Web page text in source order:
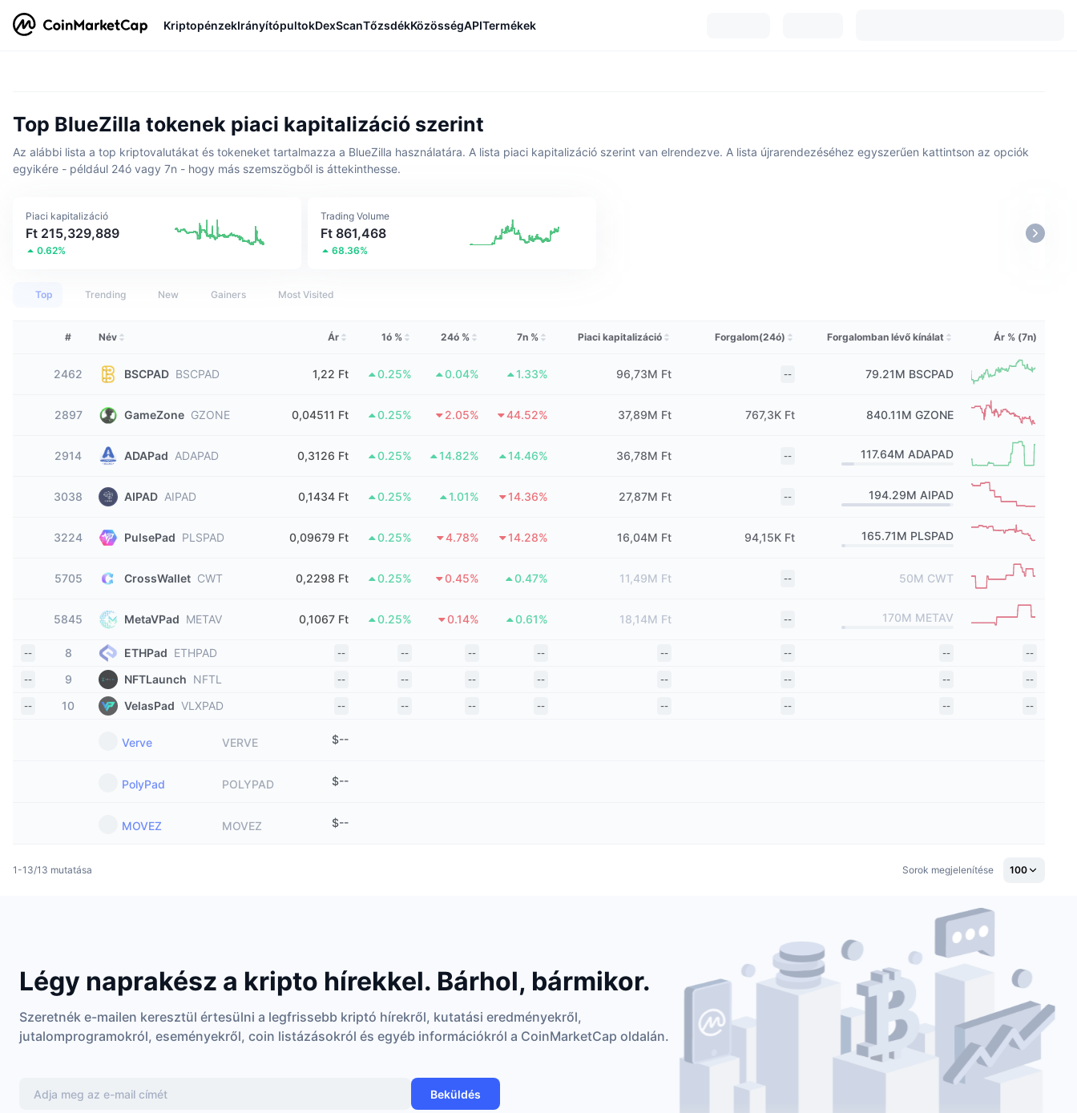
KriptopénzekIrányítópultokDexScanTőzsdékKözösségAPITermékek
Top BlueZilla tokenek piaci kapitalizáció szerint
Az alábbi lista a top kriptovalutákat és tokeneket tartalmazza a BlueZilla használatára. A lista piaci kapitalizáció szerint van elrendezve. A lista újrarendezéséhez egyszerűen kattintson az opciók
egyikére - például 24ó vagy 7n - hogy más szemszögből is áttekinthesse.
Piaci kapitalizáció
Ft 215,329,889
0.62%
Trading Volume
Ft 861,468
68.36%
Top Trending New Gainers Most Visited
# Név Ár 1ó % 24ó % 7n % Piaci kapitalizáció Forgalom(24ó) Forgalomban lévő kínálat Ár % (7n)
2462 BSCPAD BSCPAD 1,22 Ft 0.25% 0.04% 1.33% 96,73M Ft -- 79.21M BSCPAD
2897 GameZone GZONE 0,04511 Ft 0.25% 2.05% 44.52% 37,89M Ft 767,3K Ft 840.11M GZONE
2914 ADAPad ADAPAD 0,3126 Ft 0.25% 14.82% 14.46% 36,78M Ft -- 117.64M ADAPAD
3038 AIPAD AIPAD 0,1434 Ft 0.25% 1.01% 14.36% 27,87M Ft -- 194.29M AIPAD
3224 PulsePad PLSPAD 0,09679 Ft 0.25% 4.78% 14.28% 16,04M Ft 94,15K Ft 165.71M PLSPAD
5705 CrossWallet CWT 0,2298 Ft 0.25% 0.45% 0.47% 11,49M Ft -- 50M CWT
5845 MetaVPad METAV 0,1067 Ft 0.25% 0.14% 0.61% 18,14M Ft -- 170M METAV
-- 8 ETHPad ETHPAD -- -- -- -- -- -- -- --
-- 9 NFTLaunch NFTL -- -- -- -- -- -- -- --
-- 10 VelasPad VLXPAD -- -- -- -- -- -- -- --
Verve VERVE $--
PolyPad POLYPAD $--
MOVEZ MOVEZ $--
1-13/13 mutatása Sorok megjelenítése 100
Légy naprakész a kripto hírekkel. Bárhol, bármikor.
Szeretnék e-mailen keresztül értesülni a legfrissebb kriptó hírekről, kutatási eredményekről,
jutalomprogramokról, eseményekről, coin listázásokról és egyéb információkról a CoinMarketCap oldalán.
Beküldés